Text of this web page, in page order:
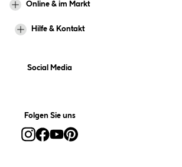
Online & im Markt
Hilfe & Kontakt
Social Media
Folgen Sie uns